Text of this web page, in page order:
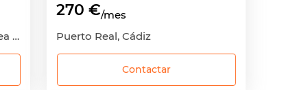
San José-San Bernardo, La Línea de la Concepción, Cádiz
270 €/mes
Puerto Real, Cádiz
Contactar